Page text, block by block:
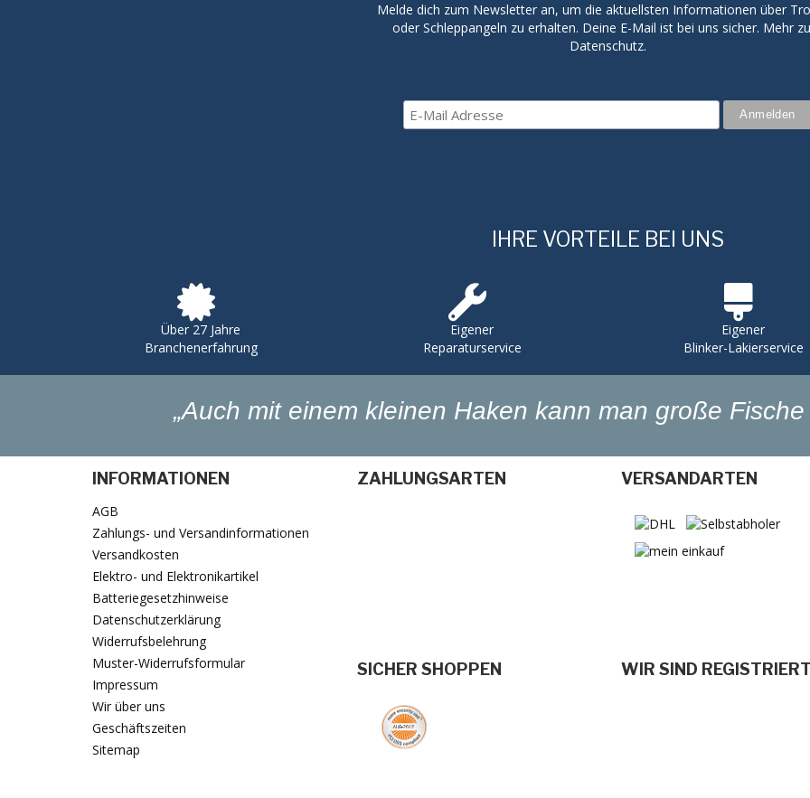
Melde dich zum Newsletter an, um die aktuellsten Informationen über
oder Schleppangeln zu erhalten. Deine E-Mail ist bei uns sicher. Mehr
Datenschutz.
IHRE VORTEILE BEI UNS
Über 27 Jahre
Branchenerfahrung
Eigener
Reparaturservice
Eigener
Blinker-Lakierservice
„Auch mit einem kleinen Haken kann man große Fische
INFORMATIONEN
AGB
Zahlungs- und Versandinformationen
Versandkosten
Elektro- und Elektronikartikel
Batteriegesetzhinweise
Datenschutzerklärung
Widerrufsbelehrung
Muster-Widerrufsformular
Impressum
Wir über uns
Geschäftszeiten
Sitemap
ZAHLUNGSARTEN VERSANDARTEN
SICHER SHOPPEN WIR SIND